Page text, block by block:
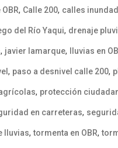
, Calle 200, calles
del Río Yaqui, drenaje
, javier lamarque, lluvias en
, paso a desnivel calle 200,
, protección
en carreteras,
lluvias,tormenta en OBR,